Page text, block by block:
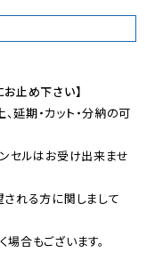
止め下さい】
延期・カット・分納の可
セルはお受け出来ませ
される方に関しまして
合もございます。